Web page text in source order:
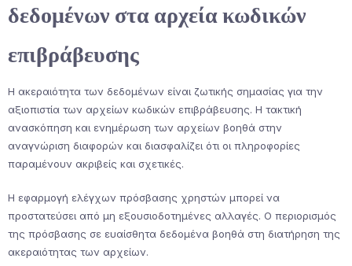
δεδομένων στα αρχεία κωδικών
επιβράβευσης
Η ακεραιότητα των δεδομένων είναι ζωτικής σημασίας για την
αξιοπιστία των αρχείων κωδικών επιβράβευσης. Η τακτική
ανασκόπηση και ενημέρωση των αρχείων βοηθά στην
αναγνώριση διαφορών και διασφαλίζει ότι οι πληροφορίες
παραμένουν ακριβείς και σχετικές.
Η εφαρμογή ελέγχων πρόσβασης χρηστών μπορεί να
προστατεύσει από μη εξουσιοδοτημένες αλλαγές. Ο περιορισμός
της πρόσβασης σε ευαίσθητα δεδομένα βοηθά στη διατήρηση της
ακεραιότητας των αρχείων.